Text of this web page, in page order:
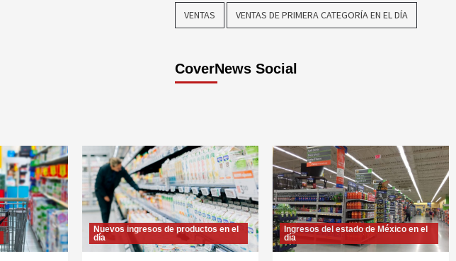
VENTAS VENTAS DE PRIMERA CATEGORÍA EN EL DÍA
CoverNews Social
Nuevos ingresos de productos en el
día
Ingresos del estado de México en el
día